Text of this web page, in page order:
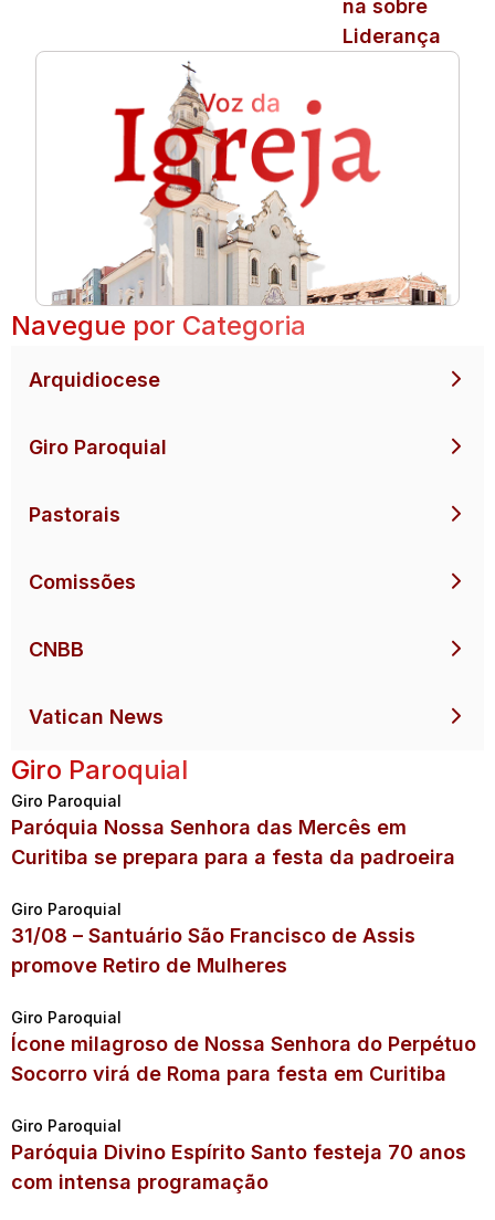
na sobre
Liderança
Navegue por Categoria
Arquidiocese
Giro Paroquial
Pastorais
Comissões
CNBB
Vatican News
Giro Paroquial
Giro Paroquial
Paróquia Nossa Senhora das Mercês em
Curitiba se prepara para a festa da padroeira
Giro Paroquial
31/08 – Santuário São Francisco de Assis
promove Retiro de Mulheres
Giro Paroquial
Ícone milagroso de Nossa Senhora do Perpétuo
Socorro virá de Roma para festa em Curitiba
Giro Paroquial
Paróquia Divino Espírito Santo festeja 70 anos
com intensa programação